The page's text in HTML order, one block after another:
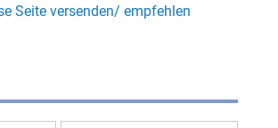
Seite versenden/ empfehlen